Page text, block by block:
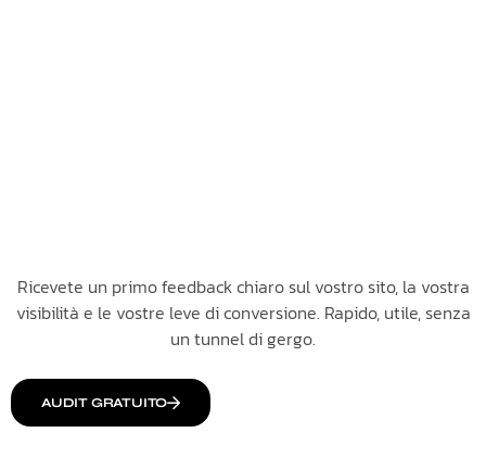
Ricevete un primo feedback chiaro sul vostro sito, la vostra
visibilità e le vostre leve di conversione. Rapido, utile, senza
un tunnel di gergo.
AUDIT GRATUITO